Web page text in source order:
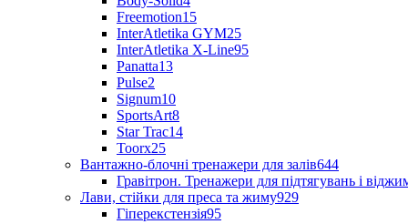
Freemotion15
InterAtletika GYM25
InterAtletika X-Line95
Panatta13
Pulse2
Signum10
SportsArt8
Star Trac14
Toorx25
Вантажно-блочні тренажери для залів644
Гравітрон. Тренажери для підтягувань і
Лави, стійки для преса та жиму929
Гіперекстензія95